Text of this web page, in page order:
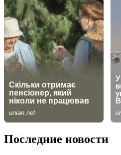
Последние новости